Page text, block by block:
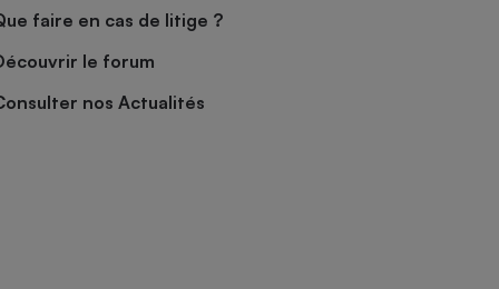
faire en cas de litige ?
le forum
nos Actualités